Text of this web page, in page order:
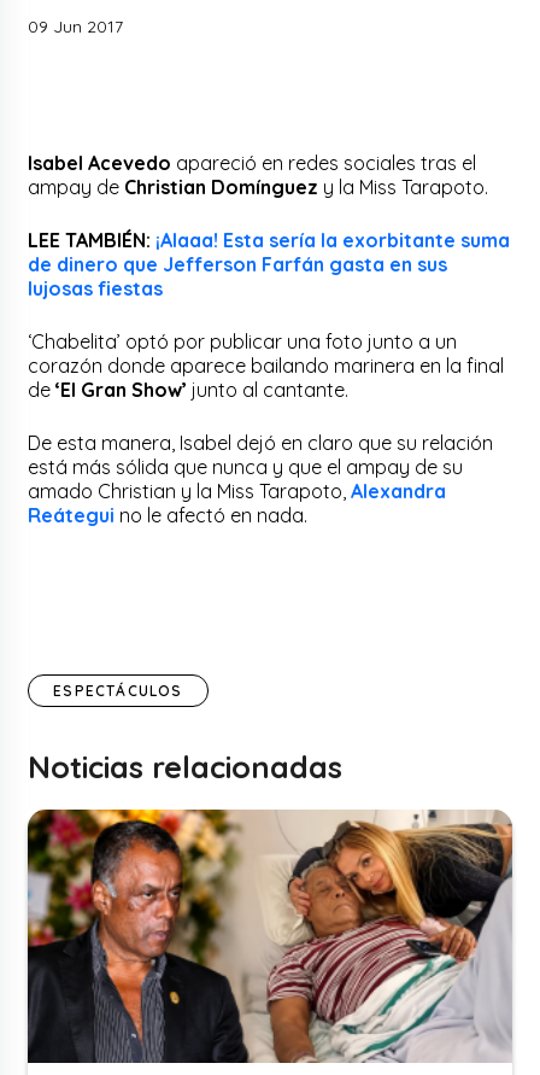
09 Jun 2017
Isabel Acevedo apareció en redes sociales tras el
ampay de Christian Domínguez y la Miss Tarapoto.
LEE TAMBIÉN: ¡Alaaa! Esta sería la exorbitante suma
de dinero que Jefferson Farfán gasta en sus
lujosas fiestas
‘Chabelita’ optó por publicar una foto junto a un
corazón donde aparece bailando marinera en la final
de‘El Gran Show’ junto al cantante.
De esta manera, Isabel dejó en claro que su relación
está más sólida que nunca y que el ampay de su
amado Christian y la Miss Tarapoto,Alexandra
Reátegui no le afectó en nada.
ESPECTÁCULOS
Noticias relacionadas